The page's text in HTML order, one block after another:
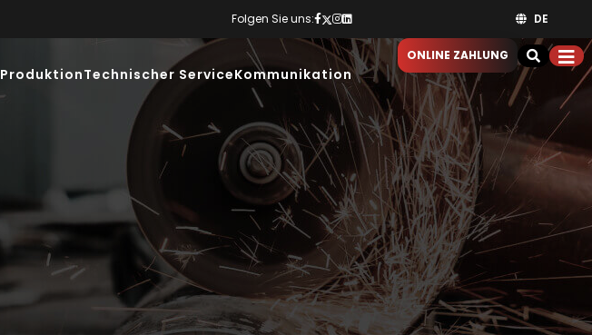
Folgen Sie uns: DE
ProduktionTechnischer ServiceKommunikation
ONLINE ZAHLUNG